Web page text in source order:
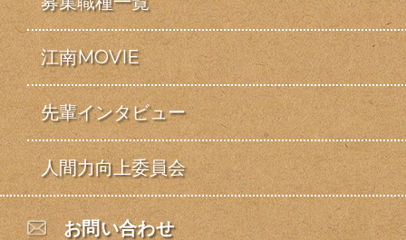
江南MOVIE
先輩インタビュー
人間力向上委員会
お問い合わせ